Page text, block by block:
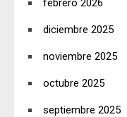
febrero 2026
diciembre 2025
noviembre 2025
octubre 2025
septiembre 2025